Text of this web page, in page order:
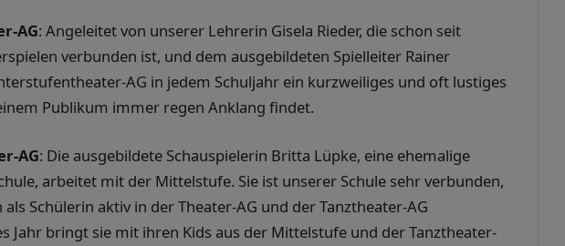
AG: Angeleitet von unserer Lehrerin Gisela Rieder, die schon seit
verbunden ist, und dem ausgebildeten Spielleiter Rainer
AG in jedem Schuljahr ein kurzweiliges und oft lustiges
Publikum immer regen Anklang findet.
AG: Die ausgebildete Schauspielerin Britta Lüpke, eine ehemalige
arbeitet mit der Mittelstufe. Sie ist unserer Schule sehr verbunden,
Schülerin aktiv in der Theater-AG und der Tanztheater-AG
Jahr bringt sie mit ihren Kids aus der Mittelstufe und der Tanztheater-